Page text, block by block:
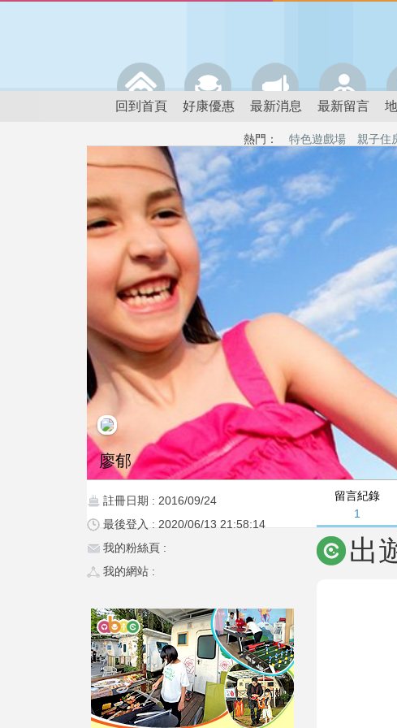
回到首頁 好康優惠 最新消息 最新留言
熱門： 特色遊戲場 親子住
留言紀錄
1
廖郁
註冊日期 : 2016/09/24
最後登入 : 2020/06/13 21:58:14
我的粉絲頁 :
我的網站 :
出